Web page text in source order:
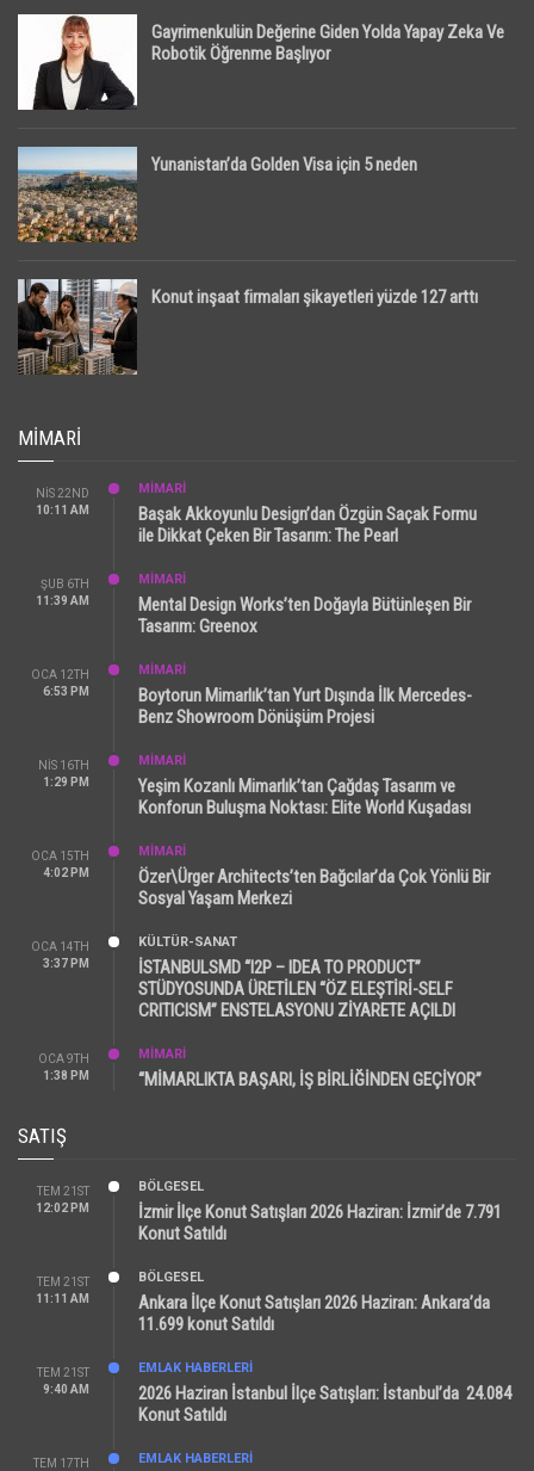
Gayrimenkulün Değerine Giden Yolda Yapay Zeka Ve
Robotik Öğrenme Başlıyor
Yunanistan’da Golden Visa için 5 neden
Konut inşaat firmaları şikayetleri yüzde 127 arttı
MIMARI
NIS 22ND
10:11 AM
MİMARİ
Başak Akkoyunlu Design’dan Özgün Saçak Formu
ile Dikkat Çeken Bir Tasarım: The Pearl
ŞUB 6TH
11:39 AM
MİMARİ
Mental Design Works’ten Doğayla Bütünleşen Bir
Tasarım: Greenox
OCA 12TH
6:53 PM
MİMARİ
Boytorun Mimarlık’tan Yurt Dışında İlk Mercedes-
Benz Showroom Dönüşüm Projesi
NIS 16TH
1:29 PM
MİMARİ
Yeşim Kozanlı Mimarlık’tan Çağdaş Tasarım ve
Konforun Buluşma Noktası: Elite World Kuşadası
OCA 15TH
4:02 PM
MİMARİ
Özer\Ürger Architects’ten Bağcılar’da Çok Yönlü Bir
Sosyal Yaşam Merkezi
OCA 14TH
3:37 PM
KÜLTÜR-SANAT
İSTANBULSMD “I2P – IDEA TO PRODUCT”
STÜDYOSUNDA ÜRETİLEN “ÖZ ELEŞTİRİ-SELF
CRITICISM” ENSTELASYONU ZİYARETE AÇILDI
OCA 9TH
1:38 PM
MİMARİ
“MİMARLIKTA BAŞARI, İŞ BİRLİĞİNDEN GEÇİYOR”
SATIŞ
TEM 21ST
12:02 PM
BÖLGESEL
İzmir İlçe Konut Satışları 2026 Haziran: İzmir’de 7.791
Konut Satıldı
TEM 21ST
11:11 AM
BÖLGESEL
Ankara İlçe Konut Satışları 2026 Haziran: Ankara’da
11.699 konut Satıldı
TEM 21ST
9:40 AM
EMLAK HABERLERI
2026 Haziran İstanbul İlçe Satışları: İstanbul’da 24.084
Konut Satıldı
TEM 17TH EMLAK HABERLERI